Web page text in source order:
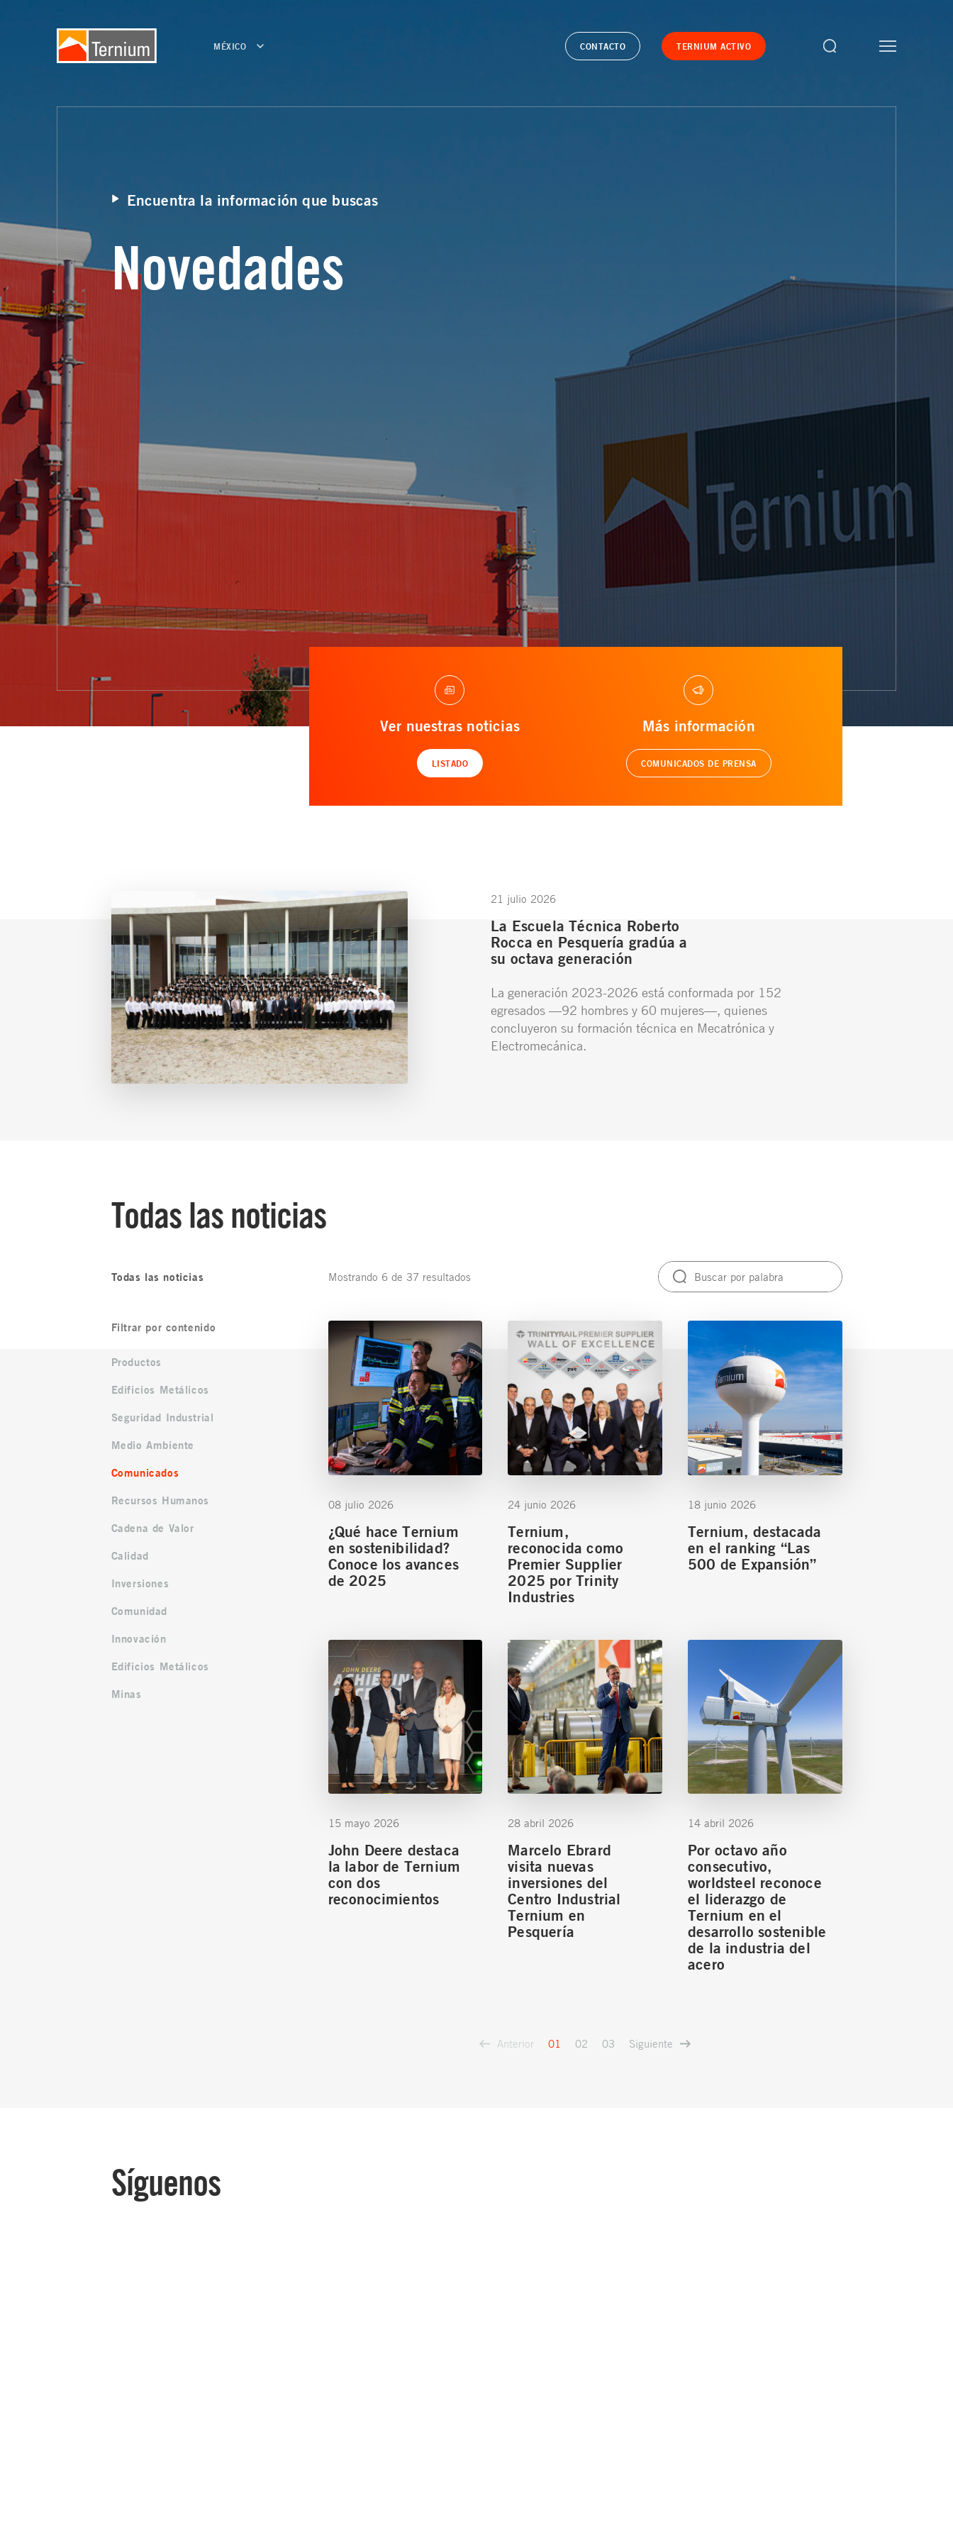
MÉXICO CONTACTO TERNIUM ACTIVO
Encuentra la información que buscas
Novedades
Ver nuestras noticias
LISTADO
Más información
COMUNICADOS DE PRENSA
21 julio 2026
La Escuela Técnica Roberto
Rocca en Pesquería gradúa a
su octava generación
La generación 2023-2026 está conformada por 152
egresados —92 hombres y 60 mujeres—, quienes
concluyeron su formación técnica en Mecatrónica y
Electromecánica.
Todas las noticias
Todas las noticias Mostrando 6 de 37 resultados
Filtrar por contenido
Productos
Edificios Metálicos
Seguridad Industrial
Medio Ambiente
Comunicados
Recursos Humanos
Cadena de Valor
Calidad
Inversiones
Comunidad
Innovación
Edificios Metálicos
Minas
08 julio 2026
¿Qué hace Ternium
en sostenibilidad?
Conoce los avances
de 2025
24 junio 2026
Ternium,
reconocida como
Premier Supplier
2025 por Trinity
Industries
18 junio 2026
Ternium, destacada
en el ranking “Las
500 de Expansión”
15 mayo 2026
John Deere destaca
la labor de Ternium
con dos
reconocimientos
28 abril 2026
Marcelo Ebrard
visita nuevas
inversiones del
Centro Industrial
Ternium en
Pesquería
14 abril 2026
Por octavo año
consecutivo,
worldsteel reconoce
el liderazgo de
Ternium en el
desarrollo sostenible
de la industria del
acero
Anterior 01 02 03 Siguiente
Síguenos